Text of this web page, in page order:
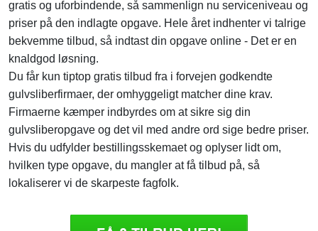
gratis og uforbindende, så sammenlign nu serviceniveau og
priser på den indlagte opgave. Hele året indhenter vi talrige
bekvemme tilbud, så indtast din opgave online - Det er en
knaldgod løsning.
Du får kun tiptop gratis tilbud fra i forvejen godkendte
gulvsliberfirmaer, der omhyggeligt matcher dine krav.
Firmaerne kæmper indbyrdes om at sikre sig din
gulvsliberopgave og det vil med andre ord sige bedre priser.
Hvis du udfylder bestillingsskemaet og oplyser lidt om,
hvilken type opgave, du mangler at få tilbud på, så
lokaliserer vi de skarpeste fagfolk.